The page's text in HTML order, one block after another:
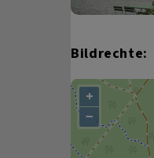
Bildrechte
+
−